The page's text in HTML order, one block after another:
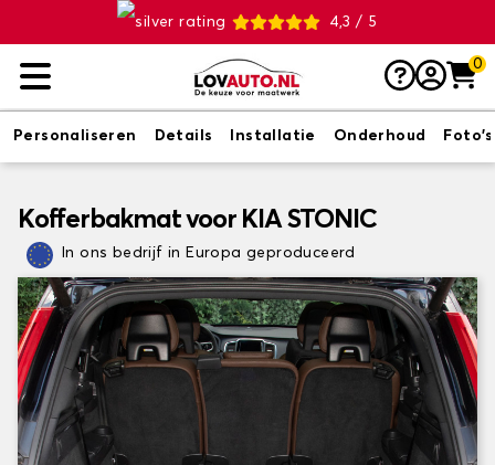
4,3 / 5
0
Personaliseren Details Installatie Onderhoud Foto's
Kofferbakmat voor KIA STONIC
In ons bedrijf in Europa geproduceerd